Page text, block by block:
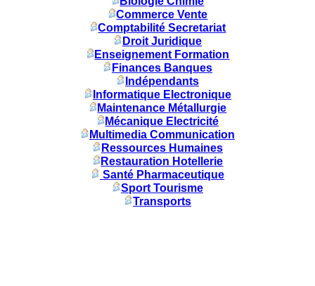
Commerce Vente
Comptabilité Secretariat
Droit Juridique
Enseignement Formation
Finances Banques
Indépendants
Informatique Electronique
Maintenance Métallurgie
Mécanique Electricité
Multimedia Communication
Ressources Humaines
Restauration Hotellerie
Santé Pharmaceutique
Sport Tourisme
Transports